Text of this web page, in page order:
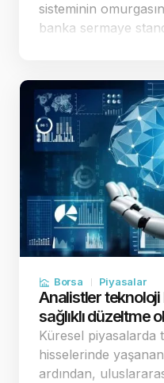
sisteminin
banka sermaye
dolar büyüklü…
Borsa Piyasalar
Analistler teknoloji
sağlıklı düzeltme
Küresel piyasalarda
hisselerinde yaşanan
ardından,